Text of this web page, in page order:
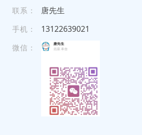
联系： 唐先生
手机： 131 226 3 902 1
微信：